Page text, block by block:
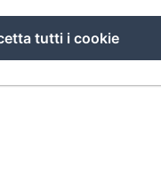
tutti i cookie